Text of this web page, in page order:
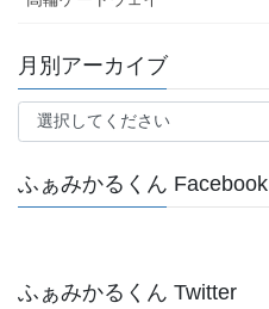
月別アーカイブ
ふぁみかるくん Facebook
ふぁみかるくん Twitter